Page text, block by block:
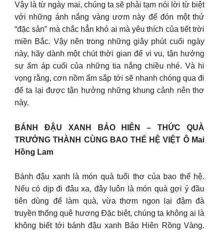
Vậy là từ ngày mai, chúng ta sẽ phải tạm nói lời từ biệt
với những ánh nắng vàng ươm này để đón một thứ
“đặc sản” mà chắc hẳn khó ai mà yêu thích của tiết trời
miền Bắc. Vậy nên trong những giây phút cuối ngày
này, hãy dành một chút thời gian để vi vu, tận hưởng
sự ấm áp cuối của những tia nắng chiều nhé. Và hi
vọng rằng, cơn nồm ẩm sắp tới sẽ nhanh chóng qua đi
để ta lại được tận hưởng những khung cảnh nên thơ
này.
BÁNH ĐẬU XANH BẢO HIÊN – THỨC QUÀ
TRƯỞNG THÀNH CÙNG BAO THẾ HỆ VIỆT Ô Mai
Hồng Lam
Bánh đậu xanh là món quà tuổi thơ của bao thế hệ.
Nếu có dịp đi đâu xa, đây luôn là món quà gợi ý đầu
tiên dùng để làm quà, vừa thơm ngon lại đậm đà
truyền thống quê hương Đặc biệt, chúng ta không ai là
không biết tới bánh đậu xanh Bảo Hiên Rồng Vàng.